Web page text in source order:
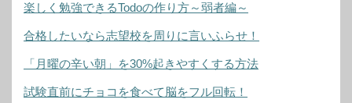
楽しく勉強できるTodoの作り方～弱者編～
合格したいなら志望校を周りに言いふらせ！
「月曜の辛い朝」を30%起きやすくする方法
試験直前にチョコを食べて脳をフル回転！